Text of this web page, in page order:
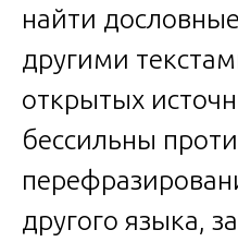
найти
другими
открытых
бессильны
другого языка,